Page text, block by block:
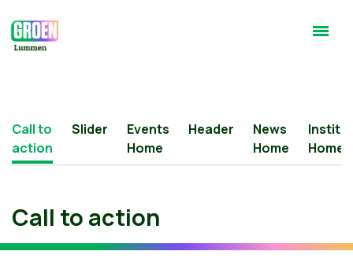
Call to
action
Slider
Events
Home
Header
News
Home
Home
Call to action